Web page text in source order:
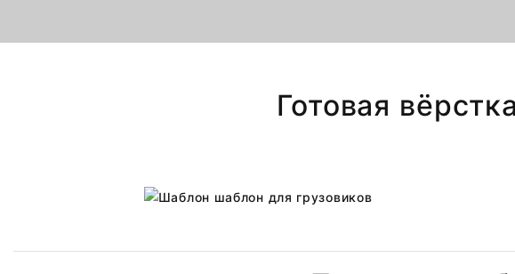
Готовая